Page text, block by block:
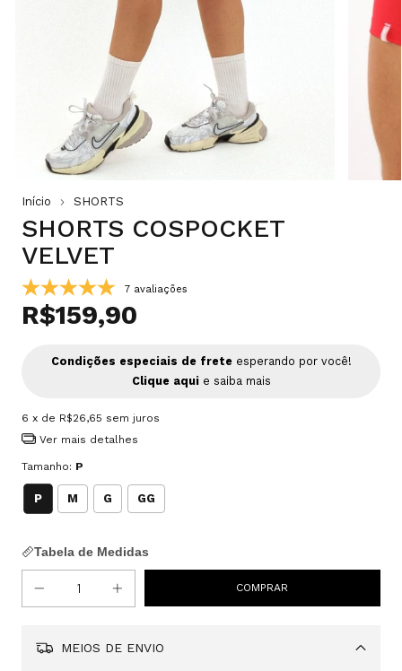
Início SHORTS
SHORTS COSPOCKET
VELVET
7 avaliações
R$159,90
Condições especiais de freteesperando por você!
Clique aquie saiba mais
6 x de R$26,65 sem juros
Ver mais detalhes
Tamanho: P
P M G GG
Tabela de Medidas
MEIOS DE ENVIO